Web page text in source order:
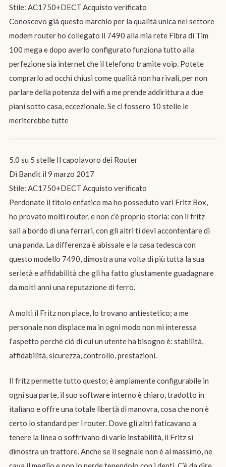
Stile: AC1750+DECT Acquisto verificato
Conoscevo già questo marchio per la qualità unica nel settore
modem router ho collegato il 7490 alla mia rete Fibra di Tim
100 mega e dopo averlo configurato funziona tutto alla
perfezione sia internet che il telefono tramite voip. Potete
comprarlo ad occhi chiusi come qualità non ha rivali, per non
parlare della potenza del wifi a me prende addirittura a due
piani sotto casa, eccezionale. Se ci fossero 10 stelle le
meriterebbe tutte
5.0 su 5 stelle Il capolavoro dei Router
Di Bandit il 9 marzo 2017
Stile: AC1750+DECT Acquisto verificato
Perdonate il titolo enfatico ma ho posseduto vari Fritz Box,
ho provato molti router, e non c’è proprio storia: con il fritz
sali a bordo di una ferrari, con gli altri ti devi accontentare di
una panda. La differenza è abissale e la casa tedesca con
questo modello 7490, dimostra una volta di più tutta la sua
serietà e affidabilità che gli ha fatto giustamente guadagnare
da molti anni una reputazione di ferro.
A molti il Fritz non piace, lo trovano antiestetico; a me
personale non dispiace ma in ogni modo non mi interessa
l’aspetto perchè ciò di cui un utente ha bisogno è: stabilità,
affidabilità, sicurezza, controllo, prestazioni.
Il fritz permette tutto questo; è ampiamente configurabile in
ogni sua parte, il suo software interno è chiaro, tradotto in
italiano e offre una totale libertà di manovra, cosa che non è
certo lo standard per i router. Dove gli altri faticavano a
tenere la linea o soffrivano di varie instabilità, il Fritz si
dimostra un trattore. Anche se il segnale non è al massimo, ne